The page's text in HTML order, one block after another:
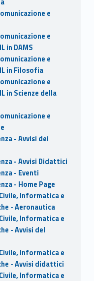
e
e
in DAMS
e
in Filosofia
e
in Scienze della
e
- Avvisi dei
- Avvisi Didattici
- Eventi
- Home Page
Informatica e
- Aeronautica
Informatica e
- Avvisi del
Informatica e
- Avvisi didattici
Informatica e